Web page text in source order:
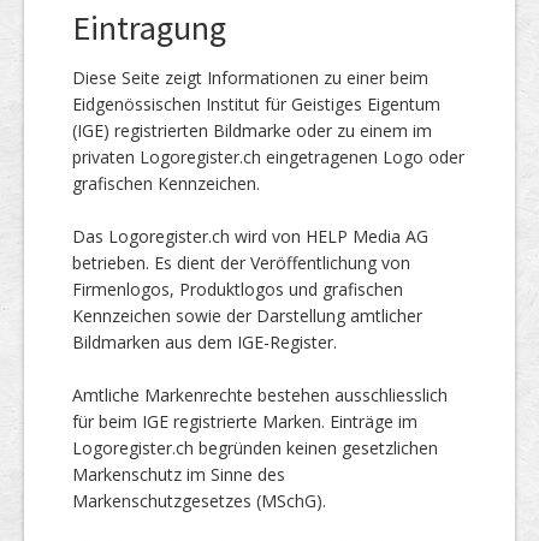
Eintragung
Diese Seite zeigt Informationen zu einer beim
Eidgenössischen Institut für Geistiges Eigentum
(IGE) registrierten Bildmarke oder zu einem im
privaten Logoregister.ch eingetragenen Logo oder
grafischen Kennzeichen.
Das Logoregister.ch wird von HELP Media AG
betrieben. Es dient der Veröffentlichung von
Firmenlogos, Produktlogos und grafischen
Kennzeichen sowie der Darstellung amtlicher
Bildmarken aus dem IGE-Register.
Amtliche Markenrechte bestehen ausschliesslich
für beim IGE registrierte Marken. Einträge im
Logoregister.ch begründen keinen gesetzlichen
Markenschutz im Sinne des
Markenschutzgesetzes (MSchG).